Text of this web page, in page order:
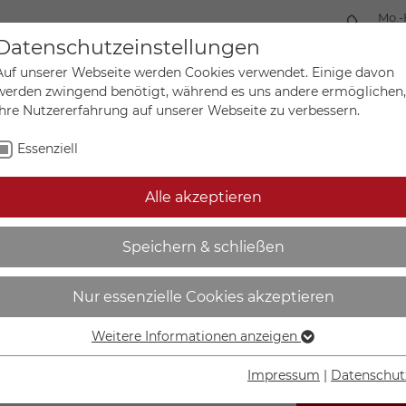
Mein
Sonderanfertigungen
(BxH) 75,0 x 120,0 cm,
IN DEN
unserer Webseite werden Cookies verwendet. Einige davon
zwingend benötigt, während es uns andere ermöglichen,
Nutzererfahrung auf unserer Webseite zu verbessern.
Essenziell
Alle akzeptieren
Speichern & schließen
Nur essenzielle Cookies akzeptieren
Essenzielle Cookies werden für grundlegende Funktionen der
Weitere Informationen anzeigen
Impressum